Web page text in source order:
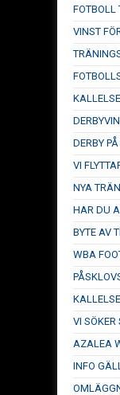
FOTBOLL
VINST
DERBY
VI
NYA
HAR DU
BYTE AV
WBA
VI SÖKER
AZALEA
INFO